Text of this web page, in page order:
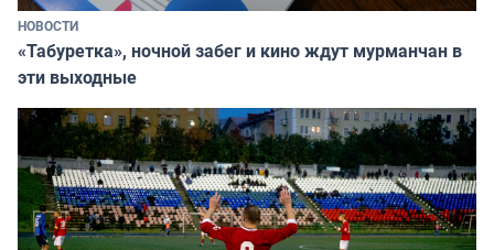
НОВОСТИ
«Табуретка», ночной забег и кино ждут мурманчан в
эти выходные